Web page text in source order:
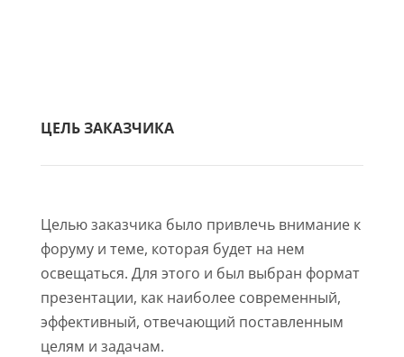
ЦЕЛЬ ЗАКАЗЧИКА
Целью заказчика было привлечь внимание к
форуму и теме, которая будет на нем
освещаться. Для этого и был выбран формат
презентации, как наиболее современный,
эффективный, отвечающий поставленным
целям и задачам.